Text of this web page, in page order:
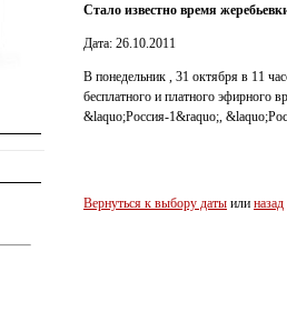
Стало известно время
Дата: 26.10.2011
В понедельник , 31 октября в 11
бесплатного и платного эфирного
&laquo;Россия-1&raquo;,
Вернуться к выбору даты или назад